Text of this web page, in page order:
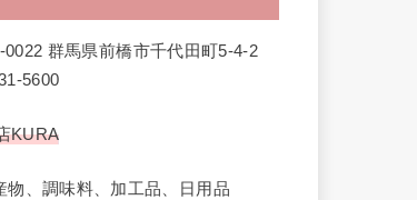
0022 群馬県前橋市千代田町5-4-2
5600
KURA
物、調味料、加工品、日用品